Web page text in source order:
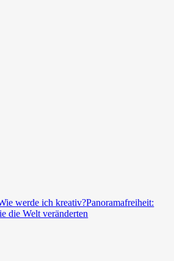
werde ich kreativ?Panoramafreiheit:
die Welt veränderten